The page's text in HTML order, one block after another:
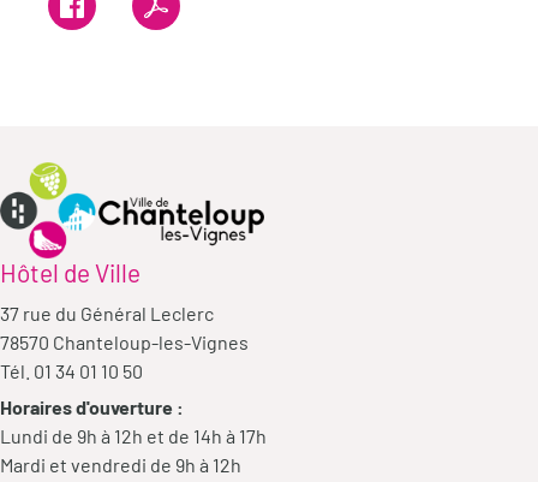
Hôtel de Ville
37 rue du Général Leclerc
78570 Chanteloup-les-Vignes
Tél. 01 34 01 10 50
Horaires d'ouverture :
Lundi de 9h à 12h et de 14h à 17h
Mardi et vendredi de 9h à 12h